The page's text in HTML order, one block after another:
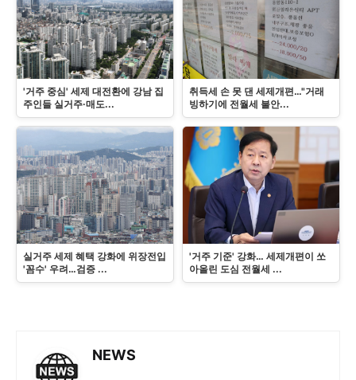
'거주 중심' 세제 대전환에 강남 집
주인들 실거주·매도...
취득세 손 못 댄 세제개편…"거래
빙하기에 전월세 불안...
실거주 세제 혜택 강화에 위장전입
'꼼수' 우려…검증 ...
'거주 기준' 강화… 세제개편이 쏘
아올린 도심 전월세 ...
NEWS